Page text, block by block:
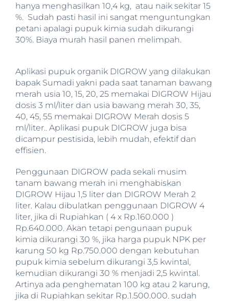
hanya menghasilkan 10,4 kg, atau naik sekitar 15
%. Sudah pasti hasil ini sangat menguntungkan
petani apalagi pupuk kimia sudah dikurangi
30%. Biaya murah hasil panen melimpah.
Aplikasi pupuk organik DIGROW yang dilakukan
bapak Sumadi yakni pada saat tanaman bawang
merah usia 10, 15, 20, 25 memakai DIGROW Hijau
dosis 3 ml/liter dan usia bawang merah 30, 35,
40, 45, 55 memakai DIGROW Merah dosis 5
ml/liter.. Aplikasi pupuk DIGROW juga bisa
dicampur pestisida, lebih mudah, efektif dan
effisien.
Penggunaan DIGROW pada sekali musim
tanam bawang merah ini menghabiskan
DIGROW Hijau 1,5 liter dan DIGROW Merah 2
liter. Kalau dibulatkan penggunaan DIGROW 4
liter, jika di Rupiahkan ( 4 x Rp.160.000 )
Rp.640.000. Akan tetapi pengunaan pupuk
kimia dikurangi 30 %, jika harga pupuk NPK per
karung 50 kg Rp.750.000 dengan kebutuhan
pupuk kimia sebelum dikurangi 3,5 kwintal,
kemudian dikurangi 30 % menjadi 2,5 kwintal.
Artinya ada penghematan 100 kg atau 2 karung,
jika di Rupiahkan sekitar Rp.1.500.000. sudah